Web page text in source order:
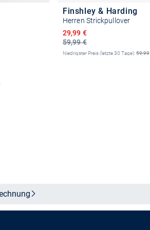
Finshley & Harding
Herren Strickpullover
59,99 €
Ermäßigter Preis
29,99 €
Niedrigster Preis (letzte 30 Tage):59,99